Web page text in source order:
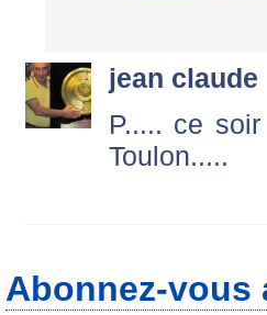
jean claude
P..... ce
Toulon.....
Abonnez-vous